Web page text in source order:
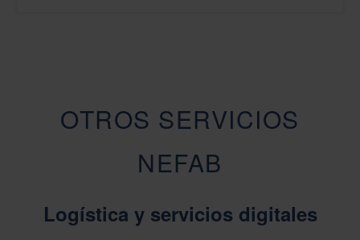
OTROS SERVICIOS
NEFAB
Logística y servicios digitales